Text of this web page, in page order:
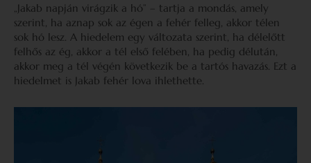
„Jakab napján virágzik a hó” – tartja a mondás, amely
szerint, ha aznap sok az égen a fehér felleg, akkor télen
sok hó lesz. A hiedelem egy változata szerint, ha délelőtt
felhős az ég, akkor a tél első felében, ha pedig délután,
akkor meg a tél végén következik be a tartós havazás. Ezt a
hiedelmet is Jakab fehér lova ihlethette.